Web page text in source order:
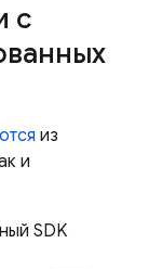
с
из
и
SDK